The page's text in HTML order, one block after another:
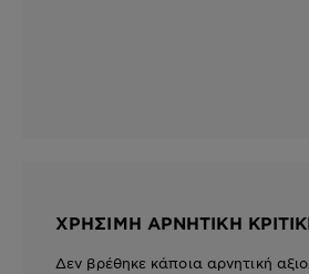
ΧΡΉΣΙΜΗ ΑΡΝΗΤΙΚΉ
Δεν βρέθηκε κάποια αρνητική